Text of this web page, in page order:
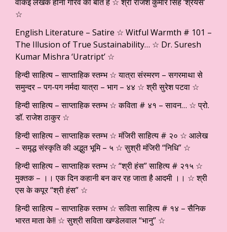
☆
English Literature – Satire ☆ Witful Warmth # 101 –
The Illusion of True Sustainability… ☆ Dr. Suresh
Kumar Mishra ‘Uratript’ ☆
हिन्दी साहित्य – साप्ताहिक स्तम्भ ☆ यात्रा संस्मरण – सगरमाथा से
समुन्दर – पग-पग नर्मदा यात्रा – भाग – ४४ ☆ श्री सुरेश पटवा ☆
हिन्दी साहित्य – साप्ताहिक स्तम्भ ☆ कविता # ४१ – सावन… ☆ प्रो.
डॉ. राजेश ठाकुर ☆
हिन्दी साहित्य – साप्ताहिक स्तम्भ ☆ मंजिरी साहित्य # २० ☆ आलेख
– समृद्ध संस्कृति की अद्भुत भूमि – ५ ☆ सुश्री मंजिरी “निधि” ☆
हिन्दी साहित्य – साप्ताहिक स्तम्भ ☆ “श्री हंस” साहित्य # २१५ ☆
मुक्तक – ।। एक दिन कहानी बन कर रह जाता है आदमी ।। ☆ श्री
एस के कपूर “श्री हंस” ☆
हिन्दी साहित्य – साप्ताहिक स्तम्भ ☆ सविता साहित्य # १४ – सैनिक
भारत माता के!! ☆ सुश्री सविता खण्डेलवाल “भानु” ☆